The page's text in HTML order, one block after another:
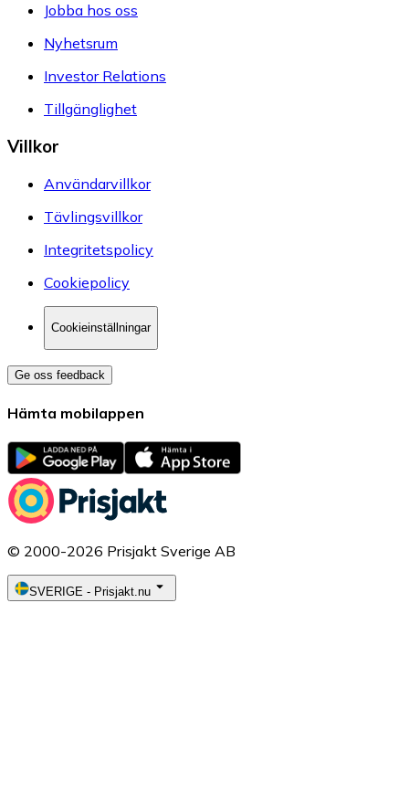
Jobba hos oss
Nyhetsrum
Investor Relations
Tillgänglighet
Villkor
Användarvillkor
Tävlingsvillkor
Integritetspolicy
Cookiepolicy
Cookieinställningar
Ge oss feedback
Hämta mobilappen
© 2000-2026 Prisjakt Sverige AB
SVERIGE - Prisjakt.nu